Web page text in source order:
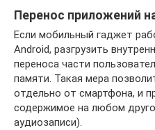
Перенос приложений
Если мобильный гаджет
Android, разгрузить
переноса части
памяти. Такая мера
отдельно от смартфона, и
содержимое на любом
аудиозаписи).